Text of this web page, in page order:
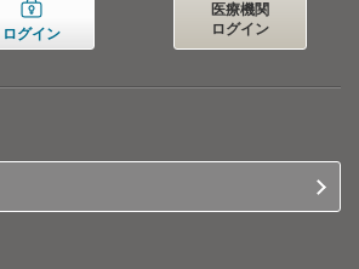
ログイン
医療機関
ログイン